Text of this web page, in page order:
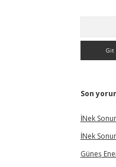
Son
İNek
İNek
Güneş